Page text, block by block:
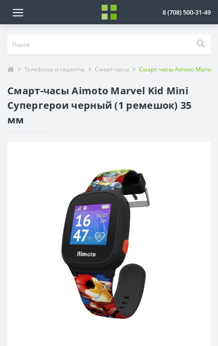
8 (708) 500-31-49
Телефоны и гаджеты Смарт-часы Смарт-часы Aimoto Marvel
Смарт-часы Aimoto Marvel Kid Mini
Супергерои черный (1 ремешок) 35
мм